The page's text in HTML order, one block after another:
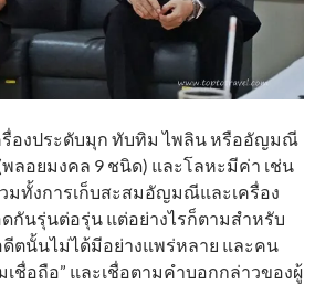
รื่องประดับมุก ทับทิม ไพลิน หรืออัญมณี
ลอยมงคล 9 ชนิด) และโลหะมีค่า เช่น
มทั้งการเก็บสะสมอัญมณีและเครื่อง
กันรุ่นต่อรุ่น แต่อย่างไรก็ตามสำหรับ
ดีตนั้นไม่ได้มีอย่างแพร่หลาย และคน
ชื่อถือ” และเชื่อตามคำบอกกล่าวของผู้